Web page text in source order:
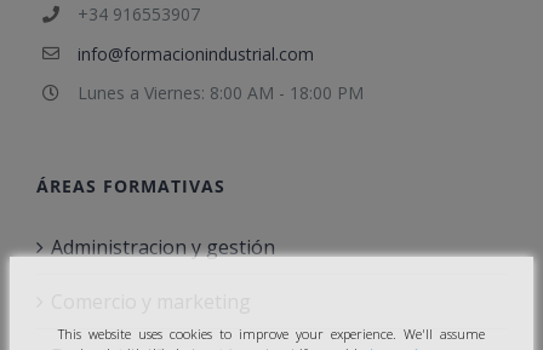
+34 916553907
info@formacionindustrial.com
Lunes a Viernes: 8:00 AM - 18:00 PM
ÁREAS FORMATIVAS
Administracion y gestión
This website uses cookies to improve your experience. We'll assume